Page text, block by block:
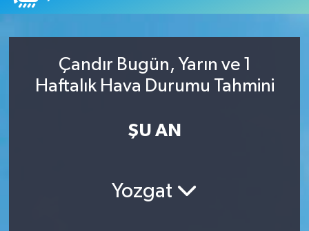
Çandır Bugün, Yarın ve 1
Haftalık Hava Durumu Tahmini
ŞU AN
Yozgat
ÖZEL HABER
Tüm Manşetler